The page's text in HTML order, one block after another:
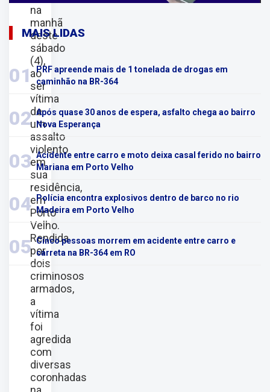
na
manhã
deste
sábado
(4),
ao
ser
vítima
de
um
assalto
violento
em
sua
residência,
em
Porto
Velho.
Rendida
por
dois
criminosos
armados,
a
vítima
foi
agredida
com
diversas
coronhadas
MAIS LIDAS
01
PRF apreende mais de 1 tonelada de drogas em
caminhão na BR-364
02 Após quase 30 anos de espera, asfalto chega ao bairro
Nova Esperança
03 Acidente entre carro e moto deixa casal ferido no bairro
Mariana em Porto Velho
04
Polícia encontra explosivos dentro de barco no rio
Madeira em Porto Velho
05 Cinco pessoas morrem em acidente entre carro e
carreta na BR-364 em RO